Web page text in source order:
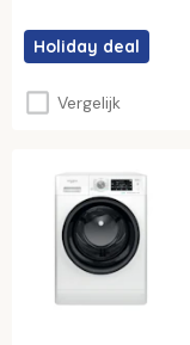
Holiday deal
Vergelijk